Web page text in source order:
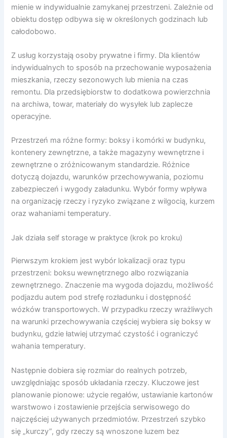
mienie w indywidualnie zamykanej przestrzeni. Zależnie od
obiektu dostęp odbywa się w określonych godzinach lub
całodobowo.
Z usług korzystają osoby prywatne i firmy. Dla klientów
indywidualnych to sposób na przechowanie wyposażenia
mieszkania, rzeczy sezonowych lub mienia na czas
remontu. Dla przedsiębiorstw to dodatkowa powierzchnia
na archiwa, towar, materiały do wysyłek lub zaplecze
operacyjne.
Przestrzeń ma różne formy: boksy i komórki w budynku,
kontenery zewnętrzne, a także magazyny wewnętrzne i
zewnętrzne o zróżnicowanym standardzie. Różnice
dotyczą dojazdu, warunków przechowywania, poziomu
zabezpieczeń i wygody załadunku. Wybór formy wpływa
na organizację rzeczy i ryzyko związane z wilgocią, kurzem
oraz wahaniami temperatury.
Jak działa self storage w praktyce (krok po kroku)
Pierwszym krokiem jest wybór lokalizacji oraz typu
przestrzeni: boksu wewnętrznego albo rozwiązania
zewnętrznego. Znaczenie ma wygoda dojazdu, możliwość
podjazdu autem pod strefę rozładunku i dostępność
wózków transportowych. W przypadku rzeczy wrażliwych
na warunki przechowywania częściej wybiera się boksy w
budynku, gdzie łatwiej utrzymać czystość i ograniczyć
wahania temperatury.
Następnie dobiera się rozmiar do realnych potrzeb,
uwzględniając sposób układania rzeczy. Kluczowe jest
planowanie pionowe: użycie regałów, ustawianie kartonów
warstwowo i zostawienie przejścia serwisowego do
najczęściej używanych przedmiotów. Przestrzeń szybko
się „kurczy”, gdy rzeczy są wnoszone luzem bez